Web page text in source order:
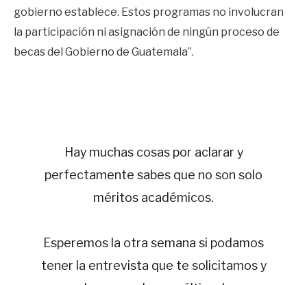
gobierno establece. Estos programas no involucran
la participación ni asignación de ningún proceso de
becas del Gobierno de Guatemala”.
Hay muchas cosas por aclarar y
perfectamente sabes que no son solo
méritos académicos.
Esperemos la otra semana si podamos
tener la entrevista que te solicitamos y